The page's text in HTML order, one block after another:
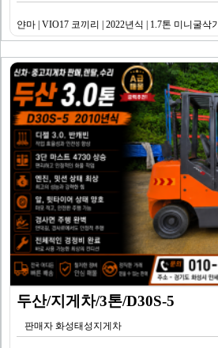
얀마 | VIO17 코끼리 | 2022년식 | 1.7톤 미니굴삭기
두산/지게차/3톤/D30S-5
판매자 화성태성지게차